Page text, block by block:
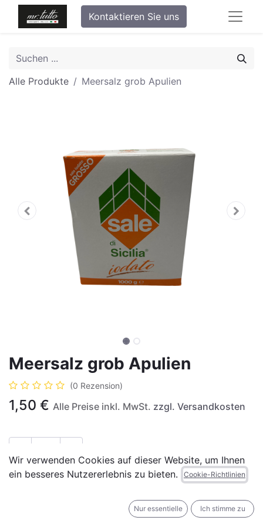
Kontaktieren Sie uns
Alle Produkte Meersalz grob Apulien
Meersalz grob Apulien
(0 Rezension)
1,50 € Alle Preise inkl. MwSt. zzgl. Versandkosten
IN DEN WARENKORB JETZT KAUFEN
Wir verwenden Cookies auf dieser Website, um Ihnen
ein besseres Nutzererlebnis zu bieten.
Cookie-Richtlinien
Nur essentielle Ich stimme zu